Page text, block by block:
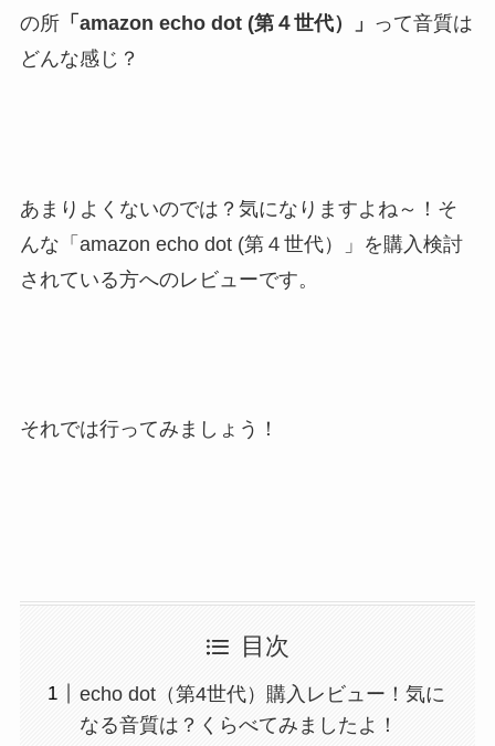
の所「amazon echo dot (第４世代）」 って音質は
どんな感じ？
あまりよくないのでは？気になりますよね～！そ
んな「amazon echo dot (第４世代）」を購入検討
されている方へのレビューです。
それでは行ってみましょう！
目次
echo dot（第4世代）購入レビュー！気に
なる音質は？くらべてみましたよ！